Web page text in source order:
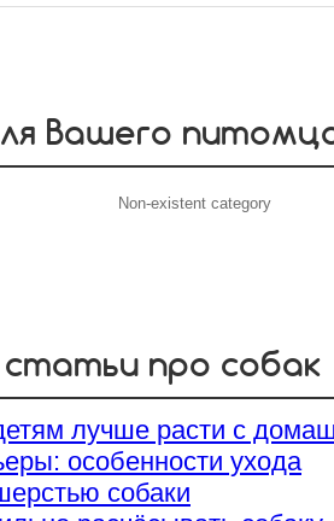
Вашего
Non-existent category
про собак
лучше расти с
особенности ухода
собаки